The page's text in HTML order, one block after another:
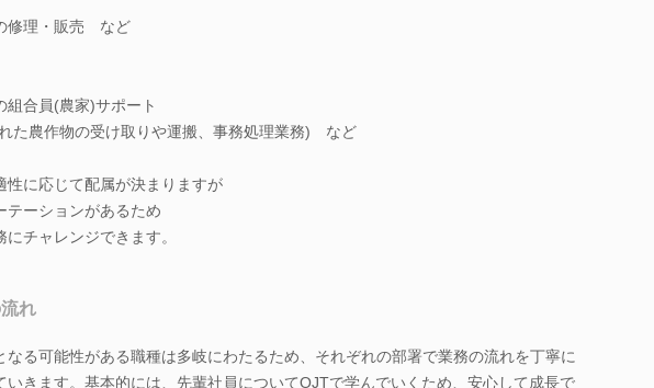
修理・販売 など
組合員(農家)サポート
た農作物の受け取りや運搬、事務処理業務) など
に応じて配属が決まりますが
テーションがあるため
にチャレンジできます。
れ
なる可能性がある職種は多岐にわたるため、それぞれの部署で業務の流れを丁寧に
いきます。基本的には、先輩社員についてOJTで学んでいくため、安心して成長で